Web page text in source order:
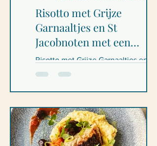
Risotto met Grijze
Garnaaltjes en St
Jacobnoten met een
Safraansausje
Risotto met Grijze Garnaaltjes en St
Jacobnoten met een Safraansausje
risotto: 400g Risotto rijst 300g...